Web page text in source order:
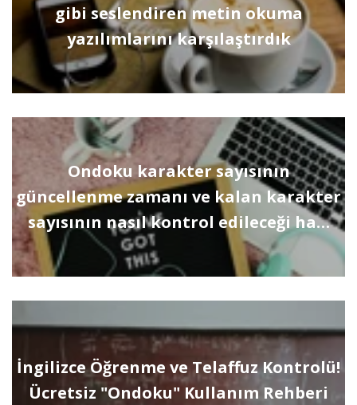
gibi seslendiren metin okuma
yazılımlarını karşılaştırdık
Ondoku karakter sayısının
güncellenme zamanı ve kalan karakter
sayısının nasıl kontrol edileceği ha…
İngilizce Öğrenme ve Telaffuz Kontrolü!
Ücretsiz "Ondoku" Kullanım Rehberi